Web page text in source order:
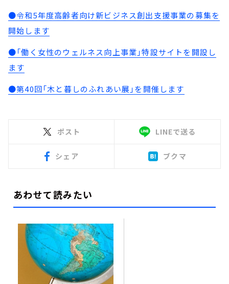
●令和5年度高齢者向け新ビジネス創出支援事業の募集を
開始します
●「働く女性のウェルネス向上事業」特設サイトを開設し
ます
●第40回「木と暮しのふれあい展」を開催します
ポスト LINEで送る
シェア ブクマ
あわせて読みたい